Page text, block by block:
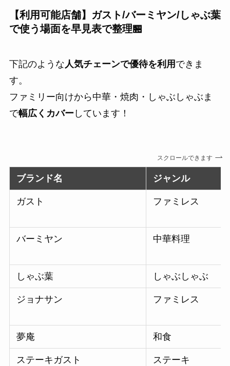
【利用可能店舗】ガスト/バーミヤン/しゃぶ葉
で使う場面を早見表で整理🏪
下記のような人気チェーンで優待を利用 できま
す。
ファミリー向けから中華・焼肉・しゃぶしゃぶま
で幅広くカバーしています！
スクロールできます
ブランド名 ジャンル
ガスト ファミレス
バーミヤン 中華料理
しゃぶ葉 しゃぶしゃぶ
ジョナサン ファミレス
夢庵 和食
ステーキガスト ステーキ